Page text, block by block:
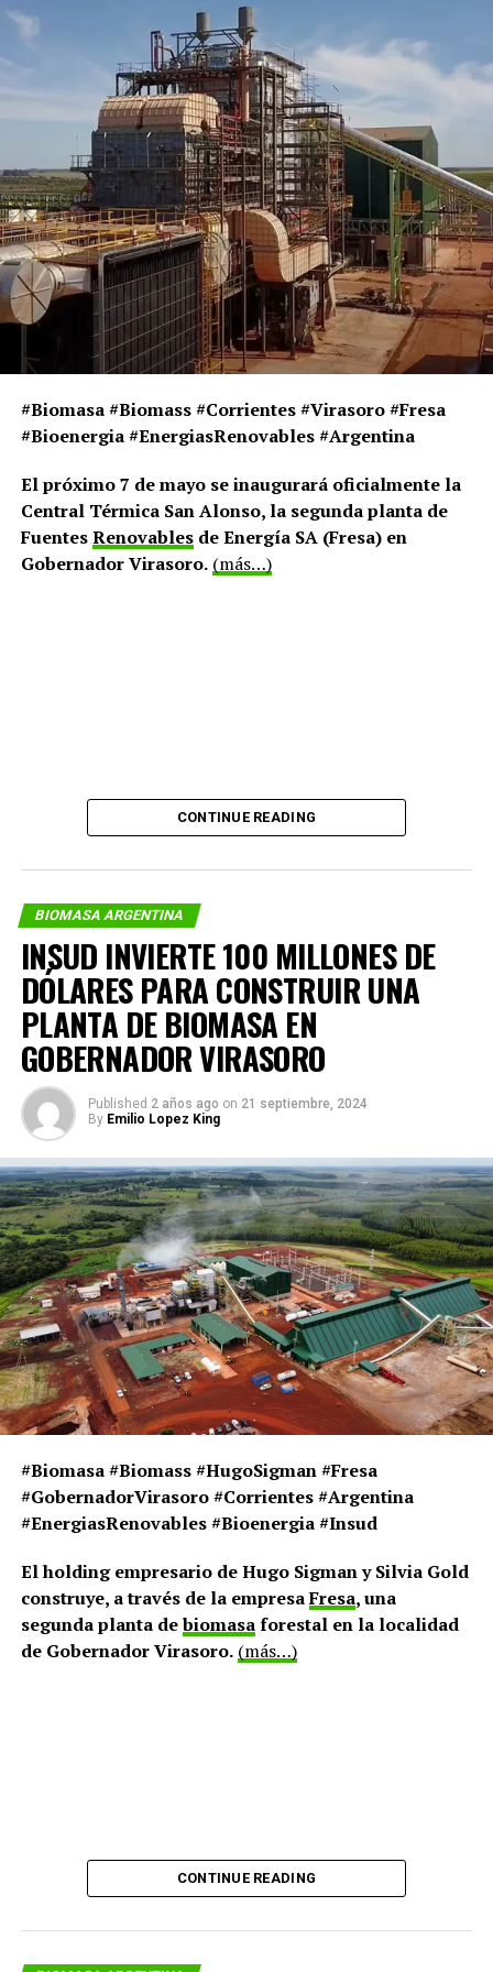
#Biomasa #Biomass #Corrientes #Virasoro #Fresa
#Bioenergia #EnergiasRenovables #Argentina
El próximo 7 de mayo se inaugurará oficialmente la
Central Térmica San Alonso, la segunda planta de
FuentesRenovablesde Energía SA (Fresa) en
Gobernador Virasoro. (más…)
CONTINUE READING
BIOMASA ARGENTINA
INSUD INVIERTE 100 MILLONES DE
DÓLARES PARA CONSTRUIR UNA
PLANTA DE BIOMASA EN
GOBERNADOR VIRASORO
Published 2 años ago on 21 septiembre, 2024
By Emilio Lopez King
#Biomasa #Biomass #HugoSigman #Fresa
#GobernadorVirasoro #Corrientes #Argentina
#EnergiasRenovables #Bioenergia #Insud
El holding empresario de Hugo Sigman y Silvia Gold
construye, a través de la empresaFresa, una
segunda planta debiomasaforestal en la localidad
de Gobernador Virasoro. (más…)
CONTINUE READING